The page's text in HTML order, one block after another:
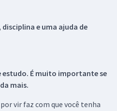
e uma ajuda de
estudo. É muito importante se
mais.
vir faz com que você tenha